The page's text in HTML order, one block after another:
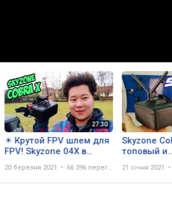
☀ Крутой FPV шлем для
FPV! Skyzone 04X в
[Skyzone Cobra X]
20 березня 2021 66 396 переглядів
Skyzone
топовый и
21 січня 2021